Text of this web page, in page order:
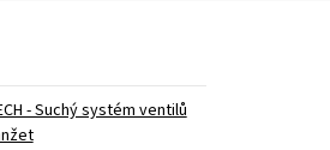
- Suchý systém ventilů